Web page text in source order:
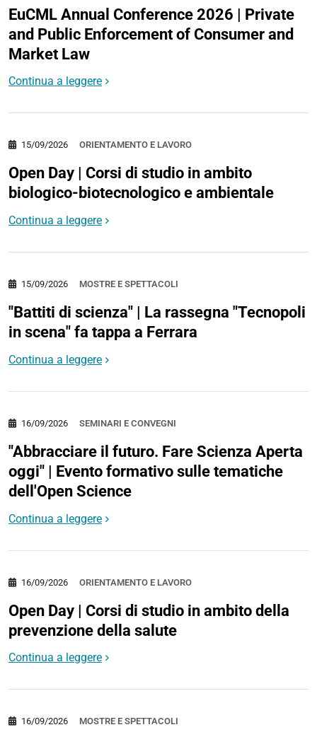
EuCML Annual Conference 2026 | Private
and Public Enforcement of Consumer and
Market Law
Continua a leggere
ORIENTAMENTO E LAVORO
15/09/2026
Open Day | Corsi di studio in ambito
biologico-biotecnologico e ambientale
Continua a leggere
MOSTRE E SPETTACOLI
15/09/2026
"Battiti di scienza" | La rassegna "Tecnopoli
in scena" fa tappa a Ferrara
Continua a leggere
SEMINARI E CONVEGNI
16/09/2026
"Abbracciare il futuro. Fare Scienza Aperta
oggi" | Evento formativo sulle tematiche
dell'Open Science
Continua a leggere
ORIENTAMENTO E LAVORO
16/09/2026
Open Day | Corsi di studio in ambito della
prevenzione della salute
Continua a leggere
MOSTRE E SPETTACOLI
16/09/2026